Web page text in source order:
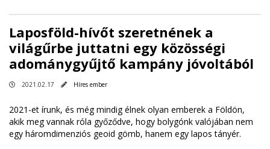
Laposföld-hívőt szeretnének a
világűrbe juttatni egy közösségi
adománygyűjtő kampány jóvoltából
2021.02.17 Híres ember
2021-et írunk, és még mindig élnek olyan emberek a Földön,
akik meg vannak róla győződve, hogy bolygónk valójában nem
egy háromdimenziós geoid gömb, hanem egy lapos tányér.